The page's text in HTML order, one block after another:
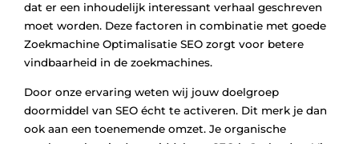
dat er een inhoudelijk interessant verhaal geschreven
moet worden. Deze factoren in combinatie met goede
Zoekmachine Optimalisatie SEO zorgt voor betere
vindbaarheid in de zoekmachines.
Door onze ervaring weten wij jouw doelgroep
doormiddel van SEO écht te activeren. Dit merk je dan
ook aan een toenemende omzet. Je organische